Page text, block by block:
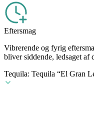
Eftersmag
Vibrerende og fyrig
bliver siddende, ledsaget af
Tequila: Tequila “El Gran